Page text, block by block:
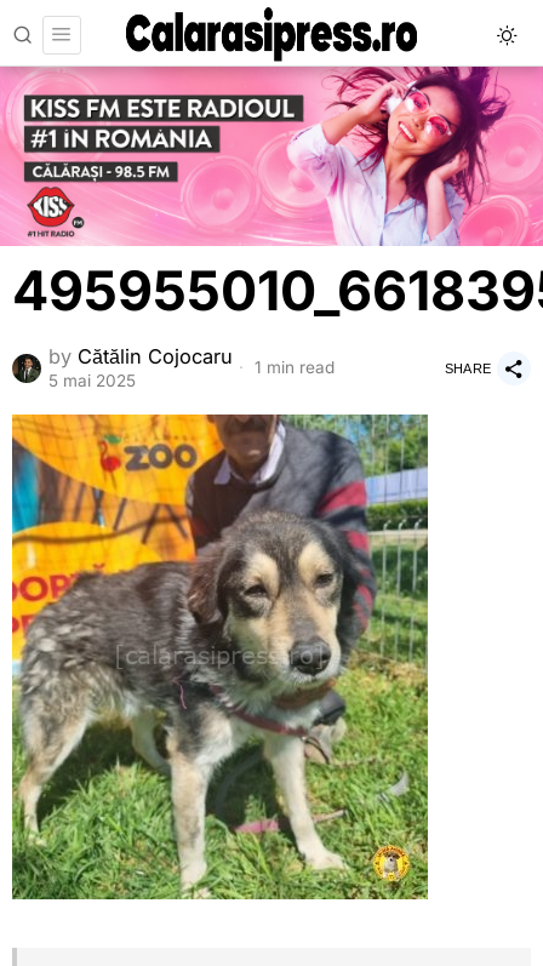
by Cătălin Cojocaru
5 mai 2025
1 min read SHARE